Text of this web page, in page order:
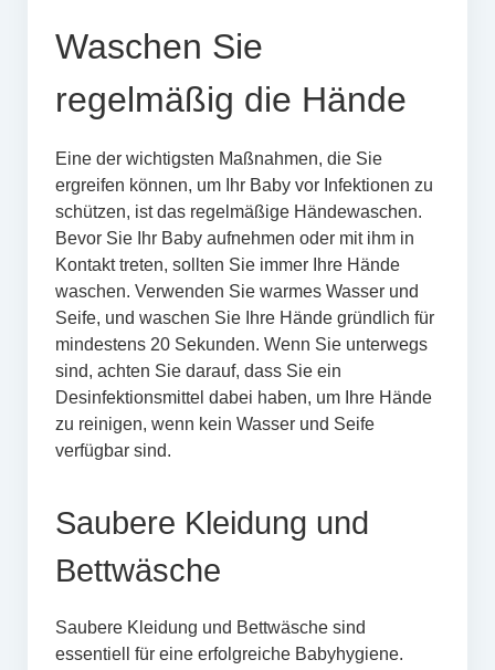
Waschen Sie
regelmäßig die Hände
Eine der wichtigsten Maßnahmen, die Sie
ergreifen können, um Ihr Baby vor Infektionen zu
schützen, ist das regelmäßige Händewaschen.
Bevor Sie Ihr Baby aufnehmen oder mit ihm in
Kontakt treten, sollten Sie immer Ihre Hände
waschen. Verwenden Sie warmes Wasser und
Seife, und waschen Sie Ihre Hände gründlich für
mindestens 20 Sekunden. Wenn Sie unterwegs
sind, achten Sie darauf, dass Sie ein
Desinfektionsmittel dabei haben, um Ihre Hände
zu reinigen, wenn kein Wasser und Seife
verfügbar sind.
Saubere Kleidung und
Bettwäsche
Saubere Kleidung und Bettwäsche sind
essentiell für eine erfolgreiche Babyhygiene.